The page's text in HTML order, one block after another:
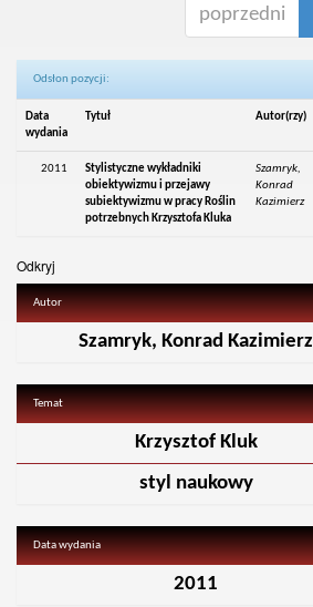
poprzedni
Odsłon pozycji:
Data
wydania
Tytuł Autor(rzy)
2011
Stylistyczne wykładniki
obiektywizmu i przejawy
subiektywizmu w pracy Roślin
potrzebnych Krzysztofa Kluka
Szamryk,
Konrad
Kazimierz
Odkryj
Autor
Szamryk, Konrad Kazimierz
Temat
Krzysztof Kluk
styl naukowy
Data wydania
2011